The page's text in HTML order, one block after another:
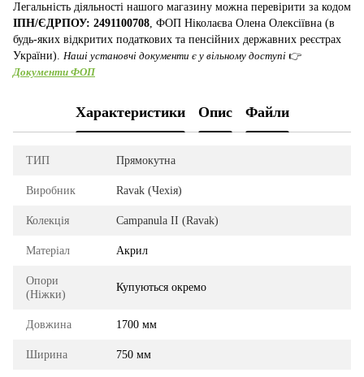
Легальність діяльності нашого магазину можна перевірити за кодом
ІПН/ЄДРПОУ: 2491100708 , ФОП Ніколаєва Олена Олексіївна (в
будь-яких відкритих податкових та пенсійних державних реєстрах
України). Наші установчі документи є у вільному доступі 👉
Документи ФОП
Характеристики Опис Файли
ТИП Прямокутна
Виробник Ravak (Чехія)
Колекція Campanula II (Ravak)
Матеріал Акрил
Опори
(Ніжки)
Купуються окремо
Довжина 1700 мм
Ширина 750 мм